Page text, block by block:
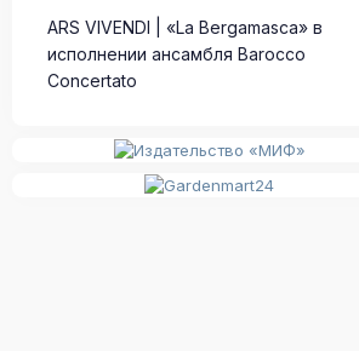
ARS VIVENDI | «La Bergamasca» в
исполнении ансамбля Barocco
Concertato